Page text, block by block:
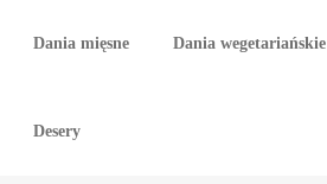
Dania mięsne Dania wegetariańskie
Desery